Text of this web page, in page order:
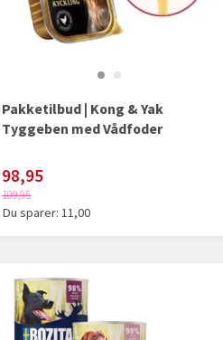
Pakketilbud | Kong & Yak
Tyggeben med Vådfoder
98,95
109,95
Du sparer: 11,00